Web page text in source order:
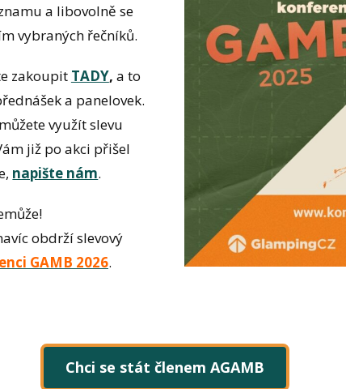
a libovolně se
vybraných řečníků.
zakoupit TADY, a to
a panelovek.
využít slevu
již po akci přišel
napište nám.
obdrží slevový
GAMB 2026.
Chci se stát členem AGAMB